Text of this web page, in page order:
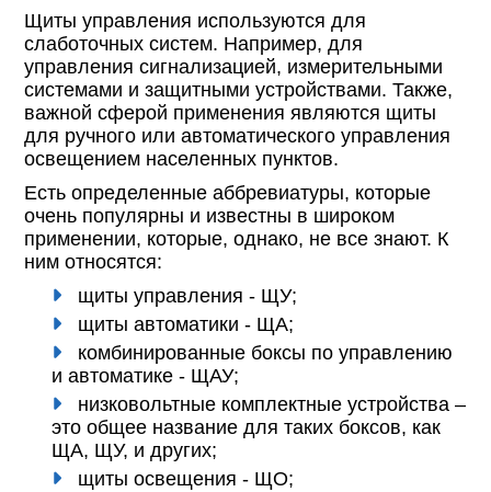
Щиты управления используются для
слаботочных систем. Например, для
управления сигнализацией, измерительными
системами и защитными устройствами. Также,
важной сферой применения являются щиты
для ручного или автоматического управления
освещением населенных пунктов.
Есть определенные аббревиатуры, которые
очень популярны и известны в широком
применении, которые, однако, не все знают. К
ним относятся:
щиты управления - ЩУ;
щиты автоматики - ЩА;
комбинированные боксы по управлению
и автоматике - ЩАУ;
низковольтные комплектные устройства –
это общее название для таких боксов, как
ЩА, ЩУ, и других;
щиты освещения - ЩО;